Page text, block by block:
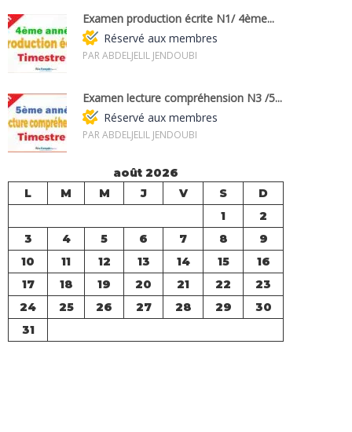
Examen production écrite N1/ 4ème...
Réservé aux membres
PAR ABDELJELIL JENDOUBI
Examen lecture compréhension N3 /5...
Réservé aux membres
PAR ABDELJELIL JENDOUBI
août 2026
L
M M J V S
D
1
2
3
4 5 6 7 8
9
10
11 12 13 14 15
16
17
18 19 20 21 22
23
24
25 26 27 28 29
30
31